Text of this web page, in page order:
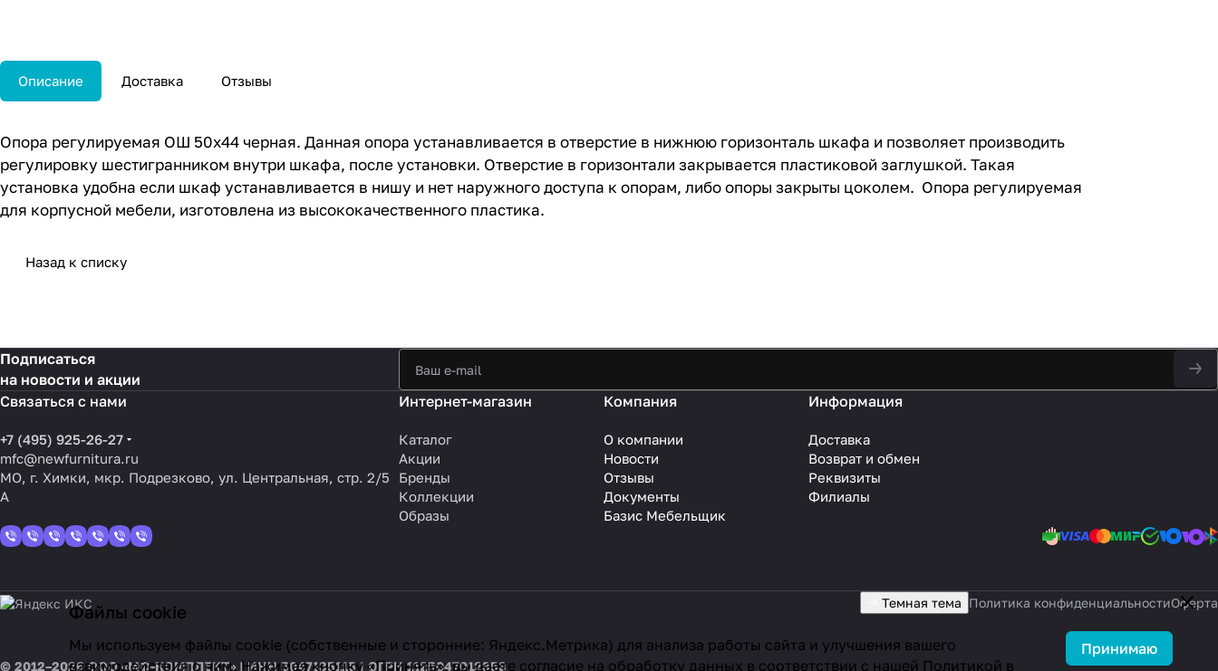
Описание Доставка Отзывы
Опора регулируемая ОШ 50х44 черная. Данная опора устанавливается в отверстие в нижнюю горизонталь шкафа и позволяет производить
регулировку шестигранником внутри шкафа, после установки. Отверстие в горизонтали закрывается пластиковой заглушкой. Такая
установка удобна если шкаф устанавливается в нишу и нет наружного доступа к опорам, либо опоры закрыты цоколем. Опора регулируемая
для корпусной мебели, изготовлена из высококачественного пластика.
Назад к списку
Подписаться
на новости и акции
Связаться с нами
+7 (495) 925-26-27
mfc@newfurnitura.ru
МО, г. Химки, мкр. Подрезково, ул. Центральная, стр. 2/5
А
Интернет-магазин
Каталог
Акции
Бренды
Коллекции
Образы
Компания
О компании
Новости
Отзывы
Документы
Базис Мебельщик
Информация
Доставка
Возврат и обмен
Реквизиты
Филиалы
Темная тема Политика конфиденциальностиОферта
© 2012–2026 ООО «МФ-КОМПЛЕКТ» | ИНН 5047135115 | ОГРН 1125047012353
Файлы cookie
Мы используем файлы cookie (собственные и сторонние: Яндекс.Метрика) для анализа работы сайта и улучшения вашего
взаимодействия с ним. Нажимая кнопку «Принять», вы даете согласие на обработку данных в соответствии с нашей Политикой в
Принимаю